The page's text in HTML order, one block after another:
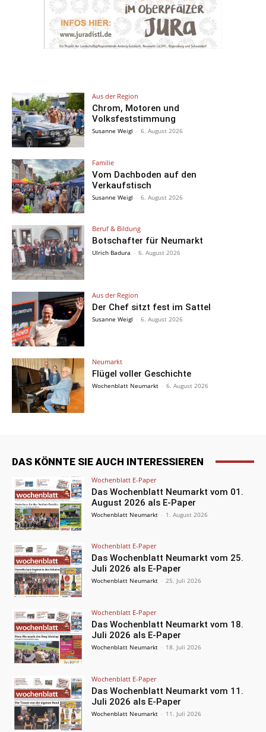
Aus der Region
Chrom, Motoren und
Volksfeststimmung
Susanne Weigl - 6. August 2026
Familie
Vom Dachboden auf den
Verkaufstisch
Susanne Weigl - 6. August 2026
Beruf & Bildung
Botschafter für Neumarkt
Ulrich Badura - 6. August 2026
Aus der Region
Der Chef sitzt fest im Sattel
Susanne Weigl - 6. August 2026
Neumarkt
Flügel voller Geschichte
Wochenblatt Neumarkt - 6. August 2026
DAS KÖNNTE SIE AUCH INTERESSIEREN
Wochenblatt E-Paper
Das Wochenblatt Neumarkt vom 01.
August 2026 als E-Paper
Wochenblatt Neumarkt - 1. August 2026
Wochenblatt E-Paper
Das Wochenblatt Neumarkt vom 25.
Juli 2026 als E-Paper
Wochenblatt Neumarkt - 25. Juli 2026
Wochenblatt E-Paper
Das Wochenblatt Neumarkt vom 18.
Juli 2026 als E-Paper
Wochenblatt Neumarkt - 18. Juli 2026
Wochenblatt E-Paper
Das Wochenblatt Neumarkt vom 11.
Juli 2026 als E-Paper
Wochenblatt Neumarkt - 11. Juli 2026